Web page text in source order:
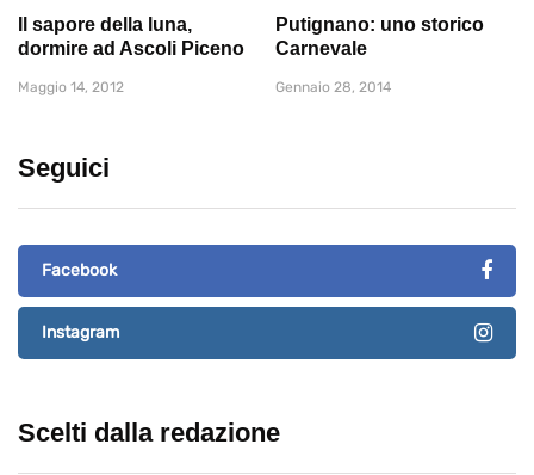
Il sapore della luna,
dormire ad Ascoli Piceno
Maggio 14, 2012
Putignano: uno storico
Carnevale
Gennaio 28, 2014
Seguici
Facebook
Instagram
Scelti dalla redazione